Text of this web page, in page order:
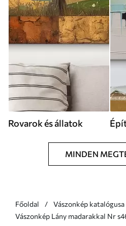
Rovarok és állatok
MINDEN
Főoldal Vászonkép katalógusa
Vászonkép Lány madarakkal Nr